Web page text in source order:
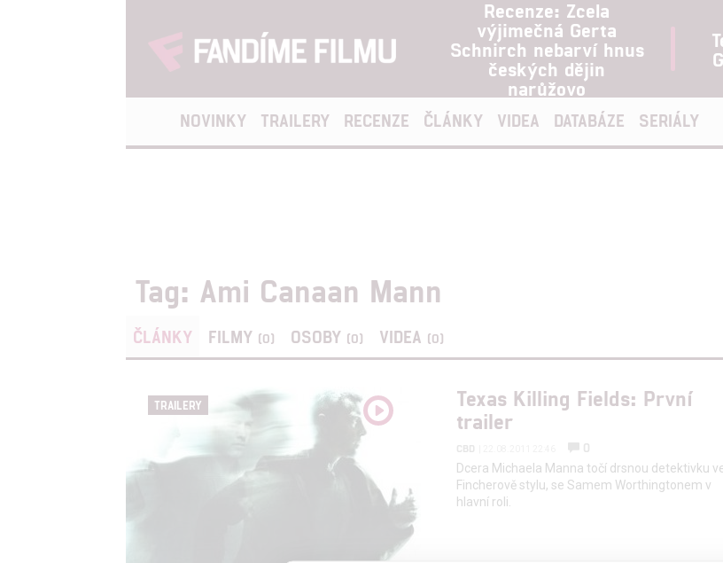
Recenze: Zcela
výjimečná Gerta
Schnirch nebarví hnus
českých dějin
narůžovo
NOVINKY TRAILERY RECENZE ČLÁNKY VIDEA DATABÁZE SERIÁLY
Tag: Ami Canaan Mann
ČLÁNKY FILMY (0) OSOBY (0) VIDEA (0)
TRAILERY
Texas Killing Fields: První
trailer
CBD
0
Dcera Michaela Manna točí drsnou detektivku
Fincherově stylu, se Samem Worthingtonem v
hlavní roli.